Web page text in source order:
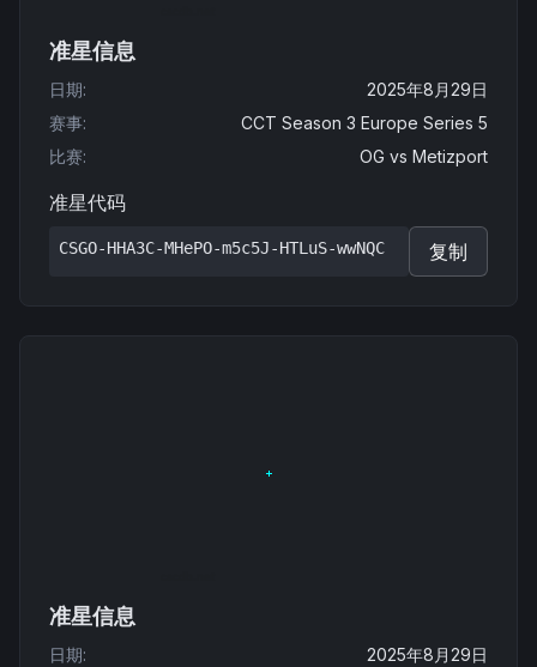
准星信息
日期:
2025年8月29日
赛事:
CCT Season 3 Europe Series 5
比赛: OG vs Metizport
准星代码
CSGO-HHA3C-MHePO-m5c5J-HTLuS-wwNQC 复制
准星信息
日期:
2025年8月29日